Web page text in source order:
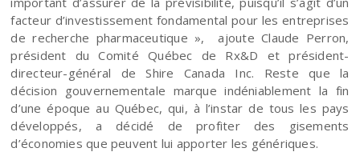
facteur d’investissement fondamental pour les entreprises
de recherche pharmaceutique », ajoute Claude Perron,
président du Comité Québec de Rx&D et président-
directeur-général de Shire Canada Inc. Reste que la
décision gouvernementale marque indéniablement la fin
d’une époque au Québec, qui, à l’instar de tous les pays
développés, a décidé de profiter des gisements
d’économies que peuvent lui apporter les génériques.